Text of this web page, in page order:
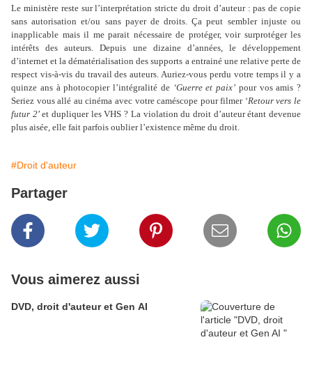
Le ministère reste sur l’interprétation stricte du droit d’auteur : pas de copie
sans autorisation et/ou sans payer de droits. Ça peut sembler injuste ou
inapplicable mais il me parait nécessaire de protéger, voir surprotéger les
intérêts des auteurs. Depuis une dizaine d’années, le développement
d’internet et la dématérialisation des supports a entrainé une relative perte de
respect vis-à-vis du travail des auteurs. Auriez-vous perdu votre temps il y a
quinze ans à photocopier l’intégralité de ‘Guerre et paix’ pour vos amis ?
Seriez vous allé au cinéma avec votre caméscope pour filmer ‘Retour vers le
futur 2’ et dupliquer les VHS ? La violation du droit d’auteur étant devenue
plus aisée, elle fait parfois oublier l’existence même du droit.
#Droit d'auteur
Partager
Vous aimerez aussi
DVD, droit d'auteur et Gen AI